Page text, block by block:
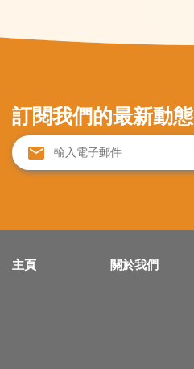
訂閱我們的最新動態
主頁 關於我們